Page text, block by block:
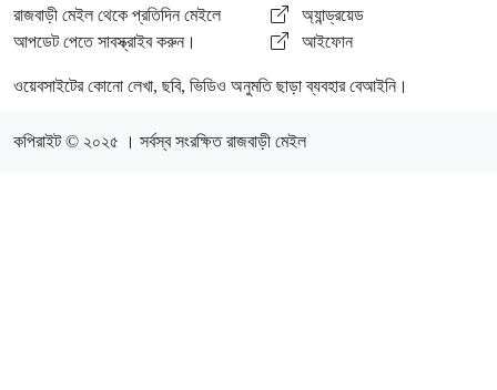
রাজবাড়ী মেইল থেকে প্রতিদিন মেইলে
আপডেট পেতে সাবস্ক্রাইব করুন।
অ্যান্ড্রয়েড
আইফোন
ওয়েবসাইটের কোনো লেখা, ছবি, ভিডিও অনুমতি ছাড়া ব্যবহার বেআইনি।
কপিরাইট © ২০২৫ । সর্বস্ব সংরক্ষিত রাজবাড়ী মেইল